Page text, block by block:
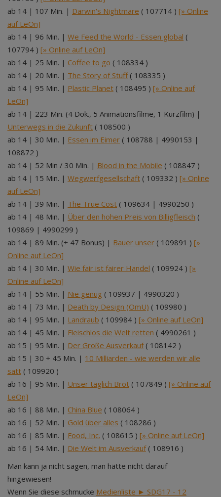
ab 14 | 107 Min. | Darwin's Nightmare ( 107714 ) [» Online
auf LeOn]
ab 14 | 96 Min. | We Feed the World - Essen global (
107794 ) [» Online auf LeOn]
ab 14 | 25 Min. | Coffee to go ( 108334 )
ab 14 | 20 Min. | The Story of Stuff( 108335 )
ab 14 | 95 Min. | Plastic Planet ( 108495 ) [» Online auf
LeOn]
ab 14 | 223 Min. (4 Dok., 5 Animationsfilme, 1 Kurzfilm) |
Unterwegs in die Zukunft ( 108500 )
ab 14 | 30 Min. | Essen im Eimer ( 108788 | 4990153 |
108872 )
ab 14 | 52 Min / 30 Min. | Blood in the Mobile ( 108847 )
ab 14 | 15 Min. | Wegwerfgesellschaft ( 109332 ) [» Online
auf LeOn]
ab 14 | 39 Min. | The True Cost ( 109634 | 4990250 )
ab 14 | 48 Min. | Über den hohen Preis von Billigfleisch (
109869 | 4990299 )
ab 14 | 89 Min. (+ 47 Bonus) | Bauer unser ( 109891 ) [»
Online auf LeOn]
ab 14 | 30 Min. | Wie fair ist fairer Handel ( 109924 ) [»
Online auf LeOn]
ab 14 | 55 Min. | Nie genug ( 109937 | 4990320 )
ab 14 | 73 Min. | Death by Design (OmU) ( 109980 )
ab 14 | 95 Min. | Landraub ( 109984 ) [» Online auf LeOn]
ab 14 | 45 Min. | Fleischlos die Welt retten ( 4990261 )
ab 15 | 95 Min. | Der Große Ausverkauf( 108142 )
ab 15 | 30 + 45 Min. | 10 Milliarden - wie werden wir alle
satt ( 109920 )
ab 16 | 95 Min. | Unser täglich Brot ( 107849 ) [» Online auf
LeOn]
ab 16 | 88 Min. | China Blue ( 108064 )
ab 16 | 52 Min. | Gold über alles ( 108286 )
ab 16 | 85 Min. | Food, Inc. ( 108615 ) [» Online auf LeOn]
ab 16 | 54 Min. | Die Welt im Ausverkauf( 108916 )
Man kann ja nicht sagen, man hätte nicht darauf
hingewiesen!
Wenn Sie diese schmucke Medienliste ► SDG17 - 12